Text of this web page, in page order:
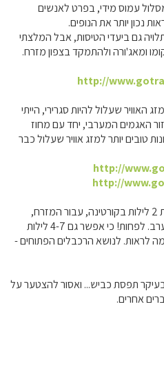
מסלול עמוס מידי, בפרט לאנשים
נכון יותר את הנופים.
גם ביעדי הטיסות, אבל המלצתי
ומאג'ורה ולהתמקד בצפון מזרח.
http://
האוויר שעלול להיות סגרירי, הייתי
האגמים המערבי, יחד עם מחוז
טובים יותר למזג אוויר שעלול כבר
http://
http://
3. בכל זאת דולומיטים - קחו לפחות 2 לילות בקורטינה, עבור המזרח,
ושניים בקנציי, או עיירה אחרת במערב. לפחות! כי אפשר גם 4-7 לילות
לראות. לנושא הרכבלים הפתוחים -
תפסת כביש... ואסור להצטער על
אחרים.